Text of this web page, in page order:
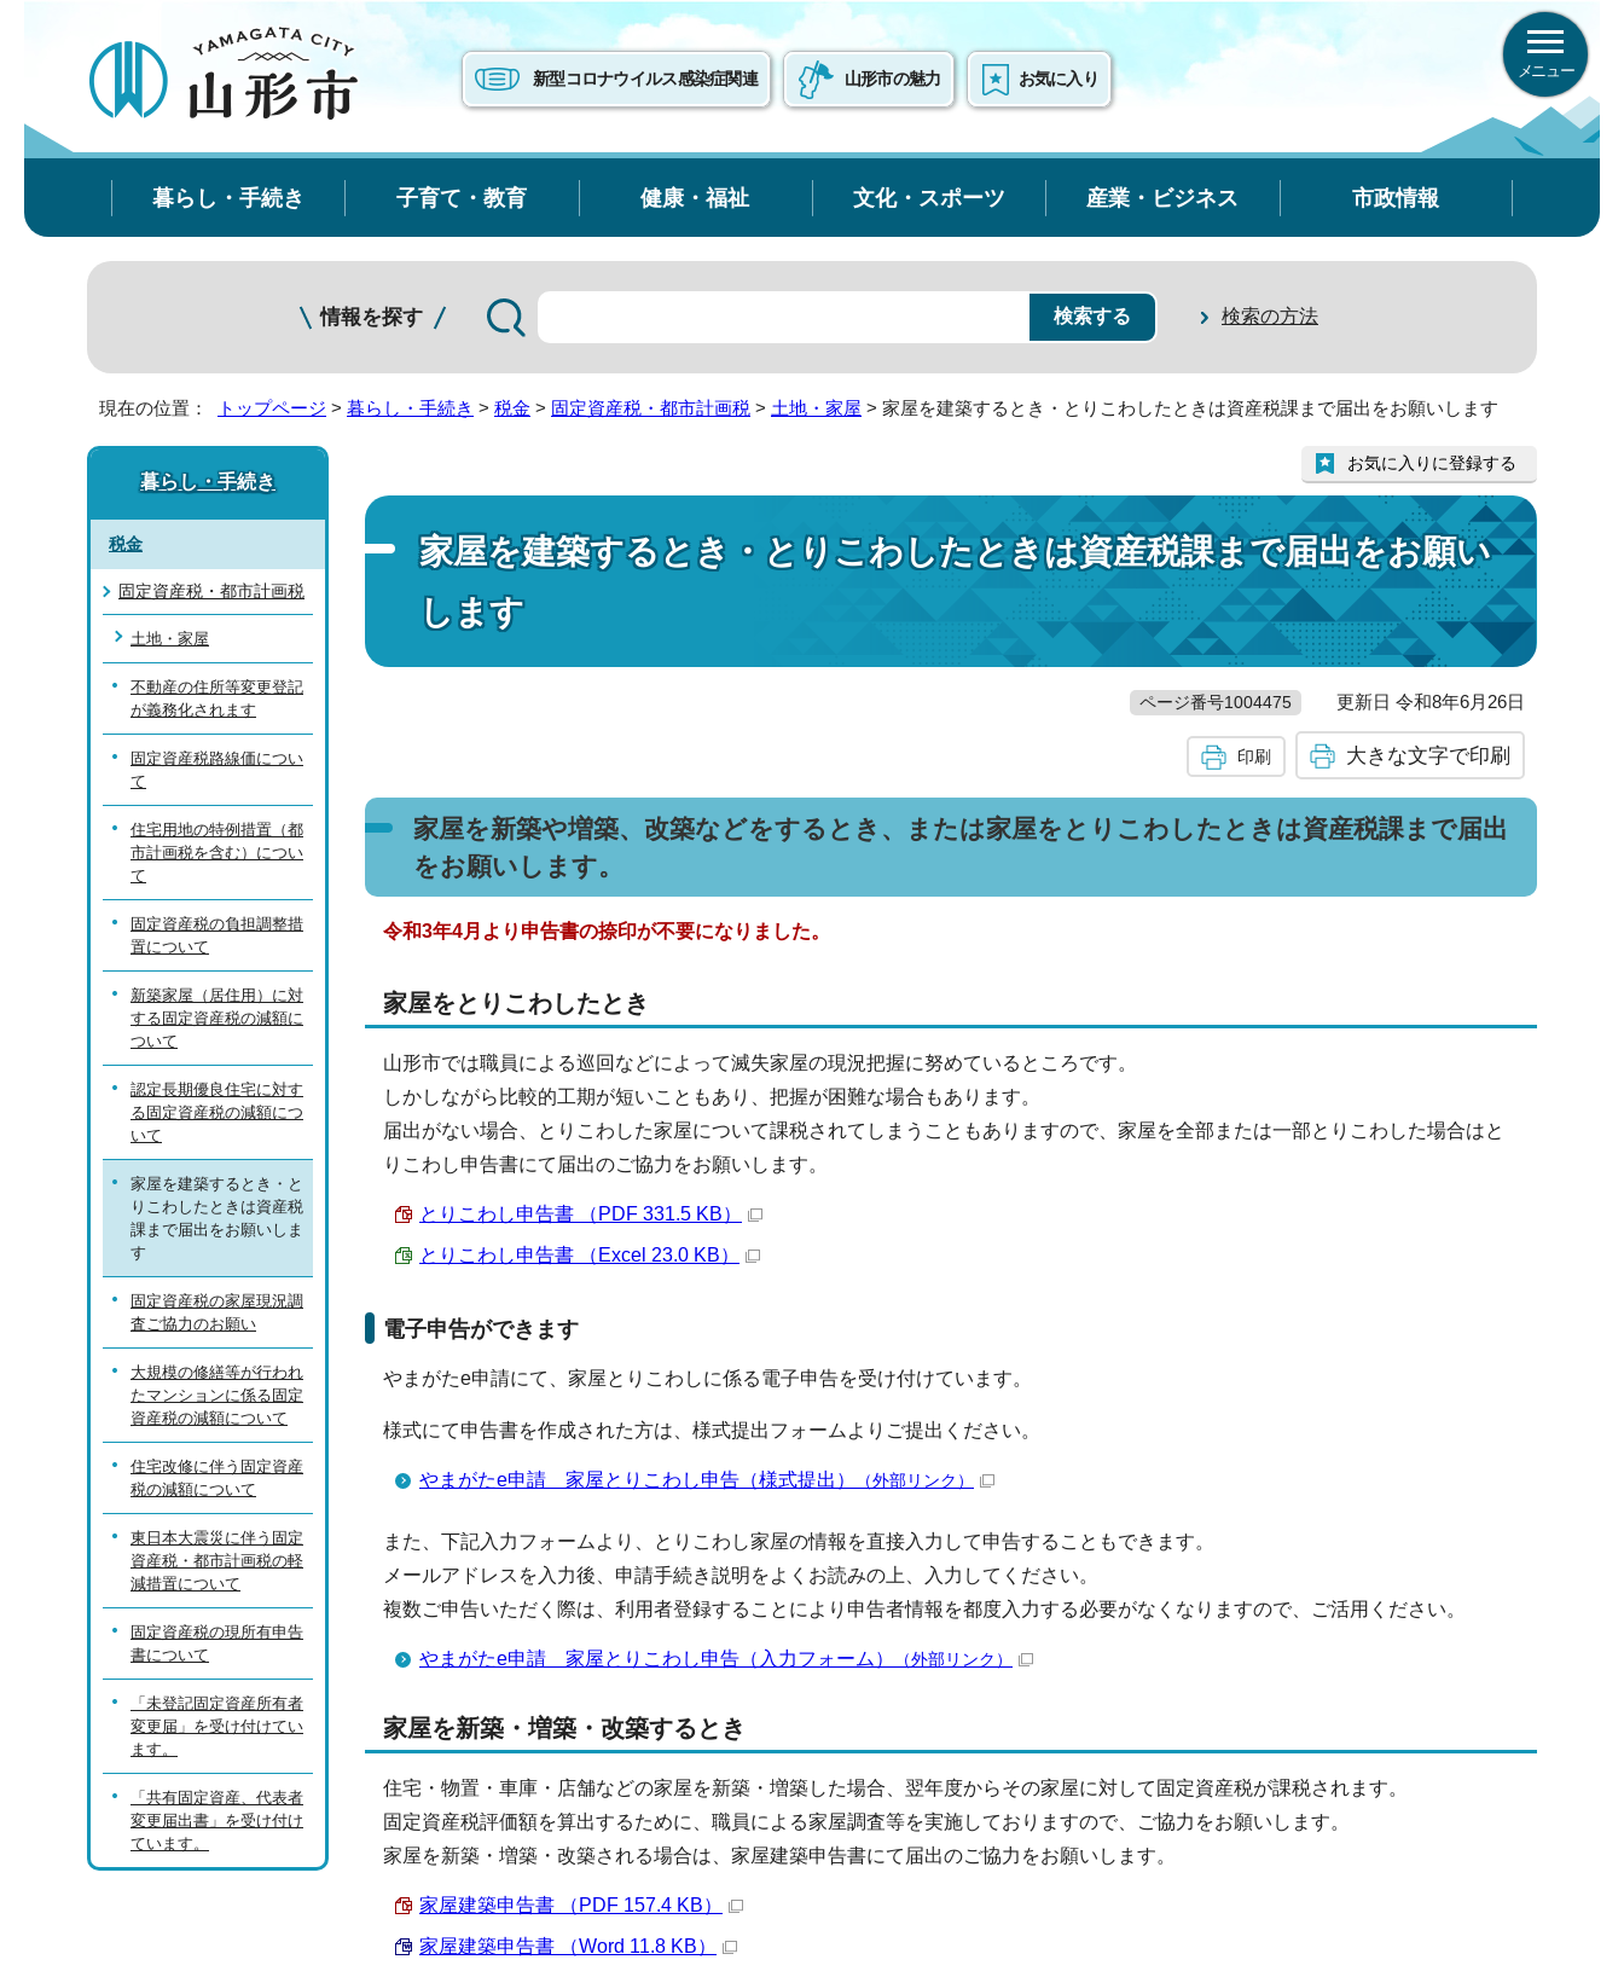
新型コロナウイルス感染症関連 山形市の魅力 お気に入り メニュー
暮らし・手続き 子育て・教育 健康・福祉 文化・スポーツ 産業・ビジネス 市政情報
情報を探す 検索の方法
現在の位置： トップページ > 暮らし・手続き > 税金 > 固定資産税・都市計画税 > 土地・家屋 > 家屋を建築するとき・とりこわしたときは資産税課まで届出をお願いします
家屋を建築するとき・とりこわしたときは資産税課まで届出をお願い
します
お気に入りに登録する
ページ番号1004475 更新日 令和8年6月26日
印刷 大きな文字で印刷
家屋を新築や増築、改築などをするとき、または家屋をとりこわしたときは資産税課まで届出
をお願いします。
令和3年4月より申告書の捺印が不要になりました。
家屋をとりこわしたとき
山形市では職員による巡回などによって滅失家屋の現況把握に努めているところです。
しかしながら比較的工期が短いこともあり、把握が困難な場合もあります。
届出がない場合、とりこわした家屋について課税されてしまうこともありますので、家屋を全部または一部とりこわした場合はと
りこわし申告書にて届出のご協力をお願いします。
とりこわし申告書 （PDF 331.5 KB）
とりこわし申告書 （Excel 23.0 KB）
電子申告ができます
やまがたe申請にて、家屋とりこわしに係る電子申告を受け付けています。
様式にて申告書を作成された方は、様式提出フォームよりご提出ください。
やまがたe申請 家屋とりこわし申告（様式提出） （外部リンク）
また、下記入力フォームより、とりこわし家屋の情報を直接入力して申告することもできます。
メールアドレスを入力後、申請手続き説明をよくお読みの上、入力してください。
複数ご申告いただく際は、利用者登録することにより申告者情報を都度入力する必要がなくなりますので、ご活用ください。
やまがたe申請 家屋とりこわし申告（入力フォーム） （外部リンク）
家屋を新築・増築・改築するとき
住宅・物置・車庫・店舗などの家屋を新築・増築した場合、翌年度からその家屋に対して固定資産税が課税されます。
固定資産税評価額を算出するために、職員による家屋調査等を実施しておりますので、ご協力をお願いします。
家屋を新築・増築・改築される場合は、家屋建築申告書にて届出のご協力をお願いします。
家屋建築申告書 （PDF 157.4 KB）
家屋建築申告書 （Word 11.8 KB）
暮らし・手続き
税金
固定資産税・都市計画税
土地・家屋
不動産の住所等変更登記
が義務化されます
固定資産税路線価につい
て
住宅用地の特例措置（都
市計画税を含む）につい
て
固定資産税の負担調整措
置について
新築家屋（居住用）に対
する固定資産税の減額に
ついて
認定長期優良住宅に対す
る固定資産税の減額につ
いて
家屋を建築するとき・と
りこわしたときは資産税
課まで届出をお願いしま
す
固定資産税の家屋現況調
査ご協力のお願い
大規模の修繕等が行われ
たマンションに係る固定
資産税の減額について
住宅改修に伴う固定資産
税の減額について
東日本大震災に伴う固定
資産税・都市計画税の軽
減措置について
固定資産税の現所有申告
書について
「未登記固定資産所有者
変更届」を受け付けてい
ます。
「共有固定資産、代表者
変更届出書」を受け付け
ています。